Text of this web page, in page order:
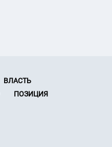
ВЛАСТЬ
ПОЗИЦИЯ